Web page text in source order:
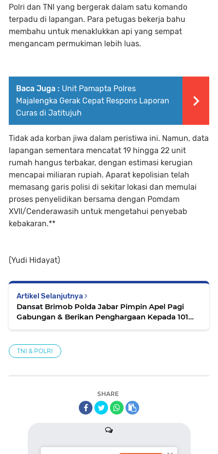
Polri dan TNI yang bergerak dalam satu komando
terpadu di lapangan. Para petugas bekerja bahu
membahu untuk menaklukkan api yang sempat
mengancam permukiman lebih luas.
Baca Juga : Unit Pamapta Polres
Majalengka Gerak Cepat Respons Laporan
Curas di Jatitujuh
Tidak ada korban jiwa dalam peristiwa ini. Namun, data
lapangan sementara mencatat 19 hingga 22 unit
rumah hangus terbakar, dengan estimasi kerugian
mencapai miliaran rupiah. Aparat kepolisian telah
memasang garis polisi di sekitar lokasi dan memulai
proses penyelidikan bersama dengan Pomdam
XVII/Cenderawasih untuk mengetahui penyebab
kebakaran.**
(Yudi Hidayat)
Artikel Selanjutnya
Dansat Brimob Polda Jabar Pimpin Apel Pagi
Gabungan & Berikan Penghargaan Kepada 101
TNI & POLRI
SHARE